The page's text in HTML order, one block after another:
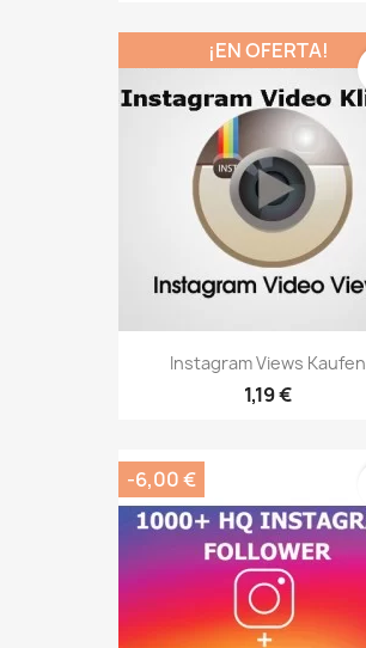
Instagram Views Kaufen
1,19 €
¡EN OFERTA!
-6,00 €